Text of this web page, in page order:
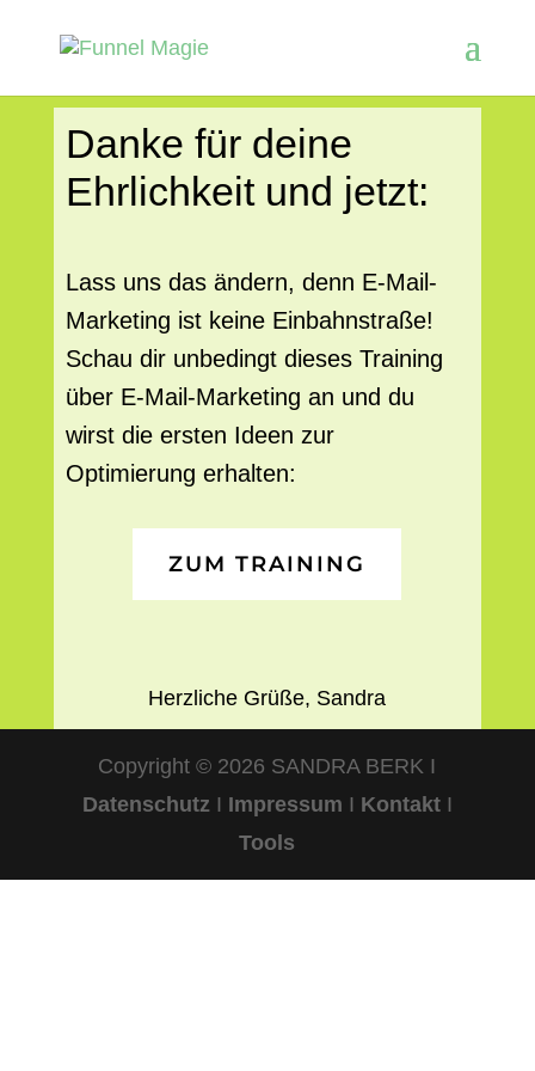
Danke für deine
Ehrlichkeit und jetzt:
Lass uns das ändern, denn E-Mail-
Marketing ist keine Einbahnstraße!
Schau dir unbedingt dieses Training
über E-Mail-Marketing an und du
wirst die ersten Ideen zur
Optimierung erhalten:
ZUM TRAINING
Herzliche Grüße, Sandra
Copyright © 2026 SANDRA BERK I
DatenschutzI Impressum I KontaktI
Tools